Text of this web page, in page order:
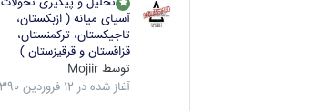
آسیای میانه ( ازبکستان،
تاجیکستان، ترکمنستان،
قزاقستان و قرقیزستان )
توسط Mojiir
آغاز شده در 12 فروردین 1390